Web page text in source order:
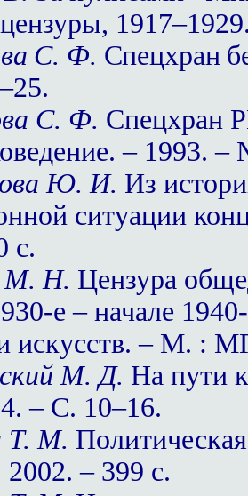
цензуры,
С. Ф. Спецхран
С. Ф. Спецхран
– 1993.
Ю. И. Из
ситуации
с.
М. Н. Цензура
е – начале
искусств. – М. :
М. Д. На пути
– C. 10–16.
Т. М.
– 399 с.